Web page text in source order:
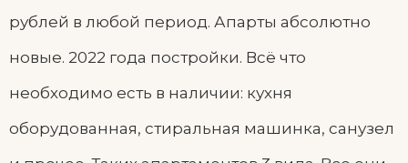
рублей в любой период. Апарты абсолютно
новые. 2022 года постройки. Всё что
необходимо есть в наличии: кухня
оборудованная, стиральная машинка, санузел